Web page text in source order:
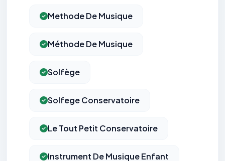
Methode De Musique
Méthode De Musique
Solfège
Solfege Conservatoire
Le Tout Petit Conservatoire
Instrument De Musique Enfant